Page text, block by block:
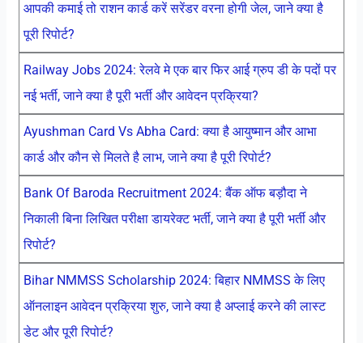
आपकी कमाई तो राशन कार्ड करें सरेंडर वरना होगी जेल, जाने क्या है
पूरी रिपोर्ट?
Railway Jobs 2024: रेलवे मे एक बार फिर आई ग्रुप डी के पदों पर
नई भर्ती, जाने क्या है पूरी भर्ती और आवेदन प्रक्रिया?
Ayushman Card Vs Abha Card: क्या है आयुष्मान और आभा
कार्ड और कौन से मिलते है लाभ, जाने क्या है पूरी रिपोर्ट?
Bank Of Baroda Recruitment 2024: बैंक ऑफ बड़ौदा ने
निकाली बिना लिखित परीक्षा डायरेक्ट भर्ती, जाने क्या है पूरी भर्ती और
रिपोर्ट?
Bihar NMMSS Scholarship 2024: बिहार NMMSS के लिए
ऑनलाइन आवेदन प्रक्रिया शुरु, जाने क्या है अप्लाई करने की लास्ट
डेट और पूरी रिपोर्ट?